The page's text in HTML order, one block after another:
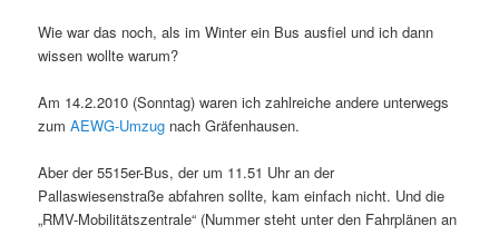
Wie war das noch, als im Winter ein Bus ausfiel und ich dann
wissen wollte warum?
Am 14.2.2010 (Sonntag) waren ich zahlreiche andere unterwegs
zumAEWG-Umzug nach Gräfenhausen.
Aber der 5515er-Bus, der um 11.51 Uhr an der
Pallaswiesenstraße abfahren sollte, kam einfach nicht. Und die
„RMV-Mobilitätszentrale“ (Nummer steht unter den Fahrplänen an